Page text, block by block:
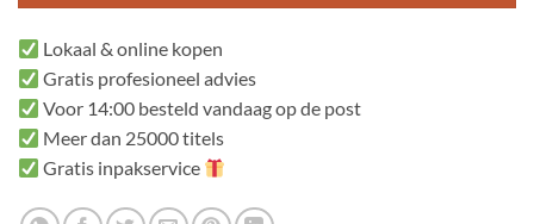
Lokaal & online kopen
Gratis profesioneel advies
Voor 14:00 besteld vandaag op de post
Meer dan 25000 titels
Gratis inpakservice